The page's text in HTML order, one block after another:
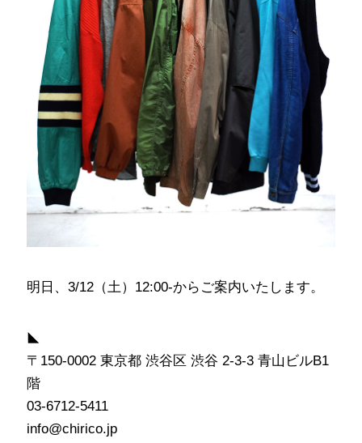
明日、3/12（土）12:00-からご案内いたします。
◣
〒150-0002 東京都 渋谷区 渋谷 2-3-3 青山ビルB1
階
03-6712-5411
info@chirico.jp